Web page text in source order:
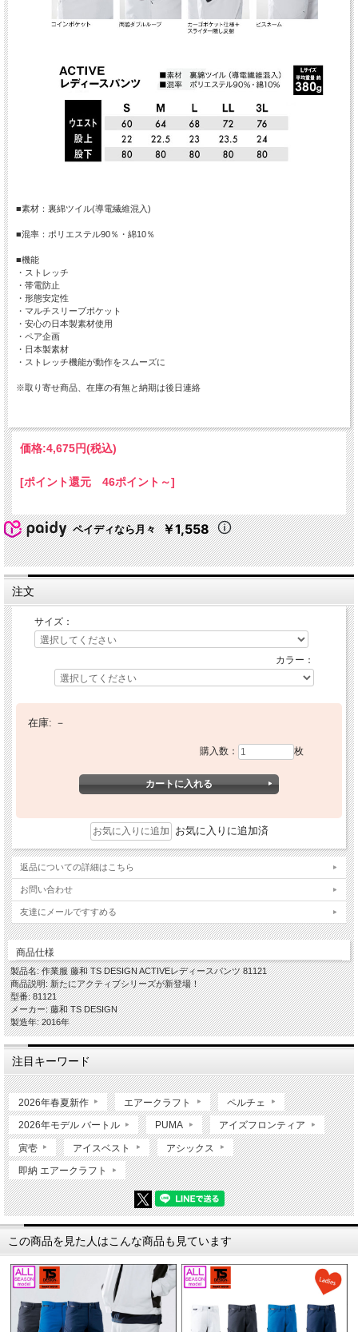
■素材：裏綿ツイル(導電繊維混入)
■混率：ポリエステル90％・綿10％
■機能
・ストレッチ
・帯電防止
・形態安定性
・マルチスリーブポケット
・安心の日本製素材使用
・ペア企画
・日本製素材
・ストレッチ機能が動作をスムーズに
※取り寄せ商品、在庫の有無と納期は後日連絡
価格:4,675円(税込)
[ポイント還元 46ポイント～]
ペイディなら月々 ￥1,558
注文
サイズ：
カラー：
在庫: －
購入数： 枚
お気に入りに追加済
返品についての詳細はこちら
お問い合わせ
友達にメールですすめる
商品仕様
製品名: 作業服 藤和 TS DESIGN ACTIVEレディースパンツ 81121
商品説明: 新たにアクティブシリーズが新登場！
型番: 81121
メーカー: 藤和 TS DESIGN
製造年: 2016年
注目キーワード
2026年春夏新作 エアークラフト ペルチェ
2026年モデル バートル PUMA アイズフロンティア
寅壱 アイスベスト アシックス
即納 エアークラフト
この商品を見た人はこんな商品も見ています